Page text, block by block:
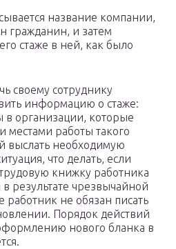
название компании,
гражданин, и затем
стаже в ней, как было
своему сотруднику
информацию о стаже:
в организации, которые
местами работы такого
выслать необходимую
что делать, если
книжку работника
результате чрезвычайной
работник не обязан писать
Порядок действий
нового бланка в